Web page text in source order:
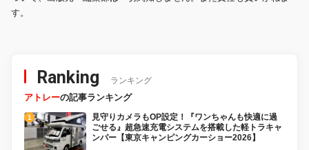
す。
Ranking ランキング
アトレーの記事ランキング
見守りカメラもOP設定！『ワンちゃんも快適に過
ごせる』超急速充電システムを搭載した軽トラキャ
ンパー【東京キャンピングカーショー2026】